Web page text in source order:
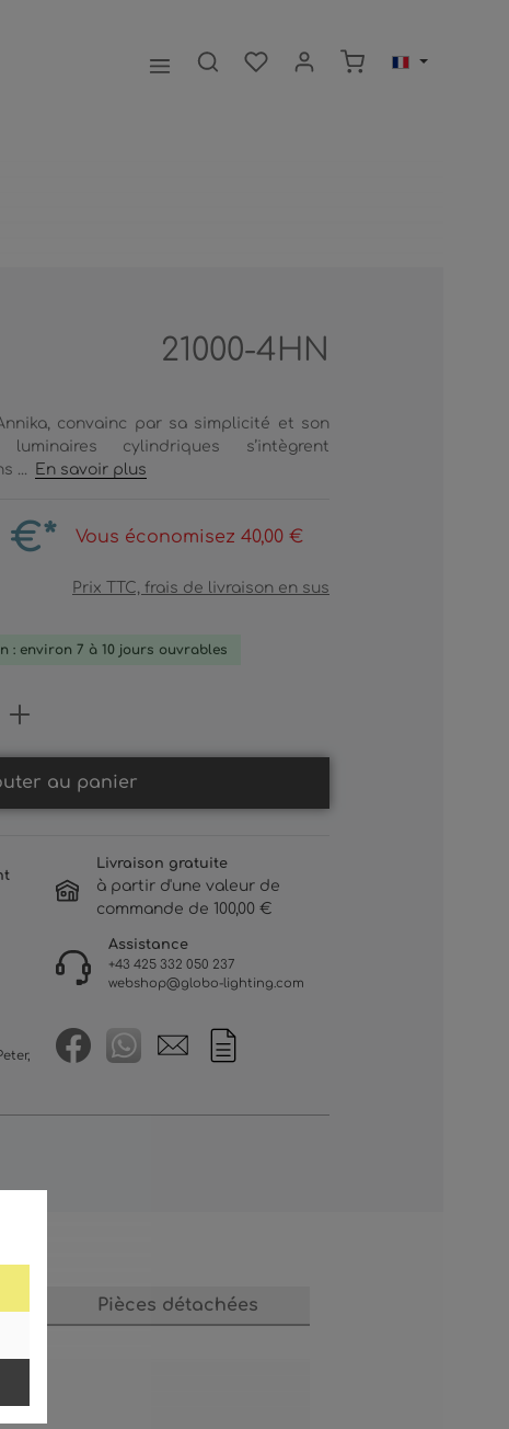
21000-4HN
convainc par sa simplicité et son
cylindriques s’intègrent
...
En savoir plus
€* Vous économisez 40,00 €
Prix TTC, frais de livraison en sus
: environ 7 à 10 jours ouvrables
Gib den gewünschten Wert ein
au panier
Livraison gratuite
à partir d'une valeur de
commande de 100,00 €
Assistance
+43 425 332 050 237
webshop@globo-lighting.com
Pièces détachées